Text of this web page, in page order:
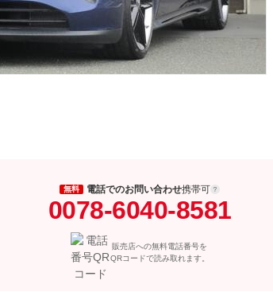
無料 電話でのお問い合わせ携帯可
0078-6040-8581
販売店への無料電話番号を
QRコードで読み取れます。